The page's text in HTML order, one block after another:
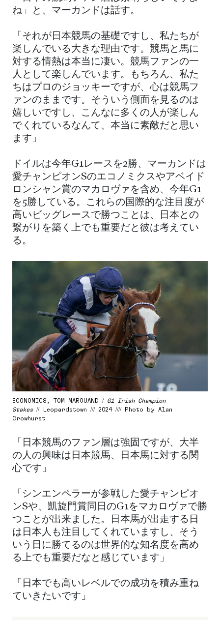
ね」と、マーカンドは話す。
「それが日本競馬の基礎ですし、私たちが
楽しんでいる大きな理由です。競馬と馬に
対する情熱は本当に凄い。競馬ファンの一
人として楽しんでいます。もちろん、私た
ちはプロのジョッキーですが、心は競馬フ
ァンのままです。そういう側面を見るのは
嬉しいですし、こんなに多くの人が楽しん
でくれているなんて、本当に素敵だと思い
ます」
ドイルは今年G1レースを2勝、マーカンドは
愛チャンピオンSのエコノミクスやアベイド
ロンシャン賞のマカロヴァを含め、今年G1
を5勝している。これらの国際的な注目度が
高いビッグレースで勝つことは、日本との
繋がりを築く上でも重要だと彼は考えてい
る。
ECONOMICS, TOM MARQUAND / G1 Irish Champion
Stakes// Leopardstown /// 2024 //// Photo by Alan
Crowhurst
「日本競馬のファン層は強固ですが、大半
の人の興味は日本競馬、日本馬に対する関
心です」
「シンエンペラーが参戦した愛チャンピオ
ンSや、凱旋門賞同日のG1をマカロヴァで勝
つことが出来ました。日本馬が出走する日
は日本人も注目してくれていますし、そう
いう日に勝てるのは世界的な知名度を高め
る上でも重要だなと感じています」
「日本でも高いレベルでの成功を積み重ね
ていきたいです」